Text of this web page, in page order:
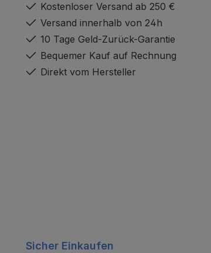
Kostenloser Versand ab 250 €
Versand innerhalb von 24h
10 Tage Geld-Zurück-Garantie
Bequemer Kauf auf Rechnung
Direkt vom Hersteller
Sicher Einkaufen